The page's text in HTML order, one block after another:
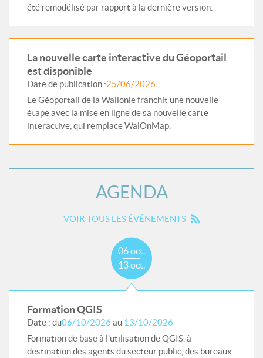
été remodélisé par rapport à la dernière version.
La nouvelle carte interactive du Géoportail
est disponible
Date de publication :25/06/2026
Le Géoportail de la Wallonie franchit une nouvelle
étape avec la mise en ligne de sa nouvelle carte
interactive, qui remplace WalOnMap.
AGENDA
VOIR TOUS LES ÉVÉNEMENTS
Formation QGIS
06 oct.
13 oct.
Date : du06/10/2026 au 13/10/2026
Formation de base à l'utilisation de QGIS, à
destination des agents du secteur public, des bureaux